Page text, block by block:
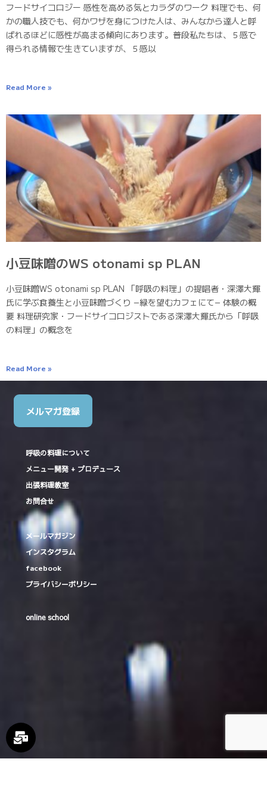
フードサイコロジー 感性を高める気とカラダのワーク 料理でも、何
かの職人技でも、何かワザを身につけた人は、みんなから達人と呼
ばれるほどに感性が高まる傾向にあります。普段私たちは、５感で
得られる情報で生きていますが、５感以
Read More »
小豆味噌のWS otonami sp PLAN
小豆味噌WS otonami sp PLAN 「呼吸の料理」の提唱者・深澤大輝
氏に学ぶ食養生と小豆味噌づくり −緑を望むカフェにて− 体験の概
要 料理研究家・フードサイコロジストである深澤大輝氏から「呼吸
の料理」の概念を
Read More »
メルマガ登録
呼吸の料理について
メニュー開発 + プロデュース
出張料理教室
お問合せ
メールマガジン
インスタグラム
facebook
プライバシーポリシー
online school